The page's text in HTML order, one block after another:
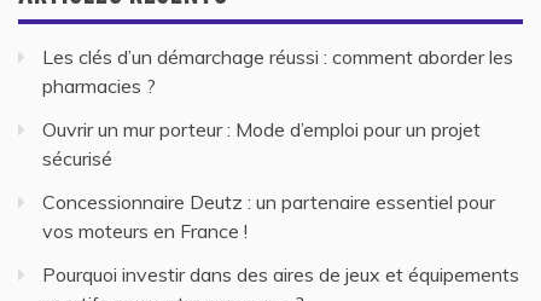
Les clés d’un démarchage réussi : comment aborder les
pharmacies ?
Ouvrir un mur porteur : Mode d’emploi pour un projet
sécurisé
Concessionnaire Deutz : un partenaire essentiel pour
vos moteurs en France !
Pourquoi investir dans des aires de jeux et équipements